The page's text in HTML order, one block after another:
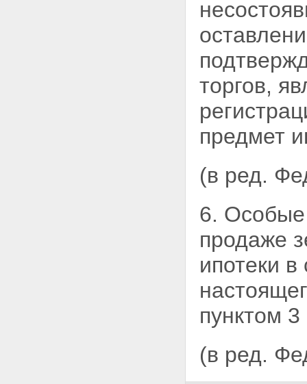
торгов,
предмет
(в ред.
6. Особые
продаже
ипотеки в
пунктом
(в ред.